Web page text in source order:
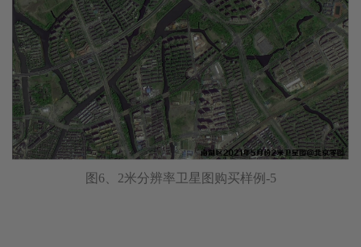
图6、2米分辨率卫星图购买样例-5